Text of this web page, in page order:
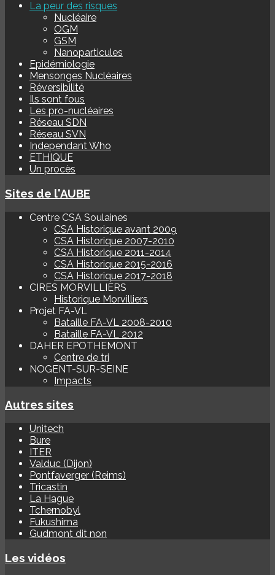
La peur des risques
Nucléaire
OGM
GSM
Nanoparticules
Epidémiologie
Mensonges Nucléaires
Réversibilité
Ils sont fous
Les pro-nucléaires
Réseau SDN
Réseau SVN
Independant Who
ETHIQUE
Un procès
Sites de l'AUBE
Centre CSA Soulaines
CSA Historique avant 2009
CSA Historique 2007-2010
CSA Historique 2011-2014
CSA Historique 2015-2016
CSA Historique 2017-2018
CIRES MORVILLIERS
Historique Morvilliers
Projet FA-VL
Bataille FA-VL 2008-2010
Bataille FA-VL 2012
DAHER EPOTHEMONT
Centre de tri
NOGENT-SUR-SEINE
Impacts
Autres sites
Unitech
Bure
ITER
Valduc (Dijon)
Pontfaverger (Reims)
Tricastin
La Hague
Tchernobyl
Fukushima
Gudmont dit non
Les vidéos